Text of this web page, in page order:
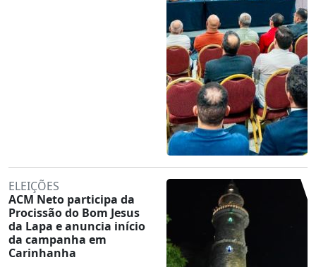
ELEIÇÕES
ACM Neto participa da
Procissão do Bom Jesus
da Lapa e anuncia início
da campanha em
Carinhanha